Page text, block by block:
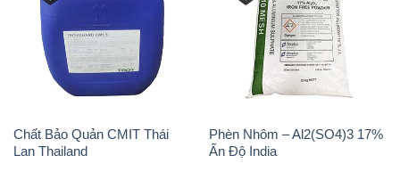
Chất Bảo Quản CMIT Thái
Lan Thailand
Phèn Nhôm – Al2(SO4)3 17%
Ấn Độ India